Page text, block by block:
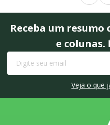
Receba um
e colunas.
Veja o que